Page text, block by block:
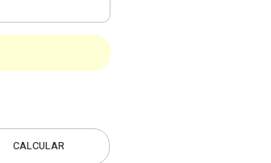
CALCULAR